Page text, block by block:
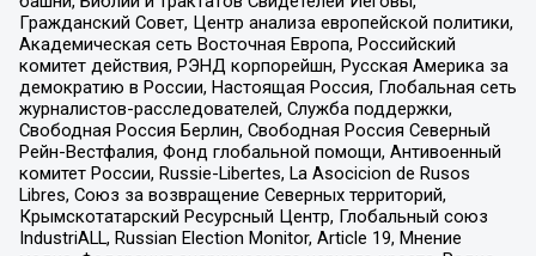
Гражданский Совет, Центр анализа европейской политики,
Академическая сеть Восточная Европа, Российский
комитет действия, РЭНД корпорейшн, Русская Америка за
демократию в России, Настоящая Россия, Глобальная сеть
журналистов-расследователей, Служба поддержки,
Свободная Россия Берлин, Свободная Россия Северный
Рейн-Вестфалия, Фонд глобальной помощи, Антивоенный
комитет России, Russie-Libertes, La Asocicion de Rusos
Libres, Союз за возвращение Северных территорий,
Крымскотатарский Ресурсный Центр, Глобальный союз
IndustriALL, Russian Election Monitor, Article 19, Мнение